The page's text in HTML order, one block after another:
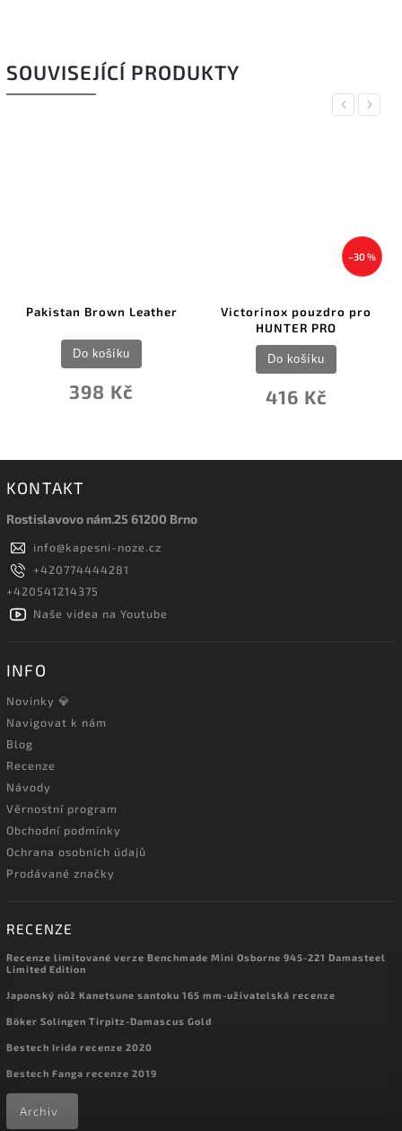
SOUVISEJÍCÍ PRODUKTY
Previous
Pakistan Brown Leather
398 Kč
Do košíku
–30 %
Victorinox pouzdro pro
HUNTER PRO
416 Kč
Do košíku
Next
KONTAKT
Rostislavovo nám.25 61200 Brno
info@kapesni-noze.cz
+420774444281
+420541214375
Naše videa na Youtube
INFO
Novinky 💎
Navigovat k nám
Blog
Recenze
Návody
Věrnostní program
Obchodní podmínky
Ochrana osobních údajů
Prodávané značky
RECENZE
Recenze limitované verze Benchmade Mini Osborne 945-221 Damasteel
Limited Edition
Japonský nůž Kanetsune santoku 165 mm-uživatelská recenze
Böker Solingen Tirpitz-Damascus Gold
Bestech Irida recenze 2020
Bestech Fanga recenze 2019
Archiv